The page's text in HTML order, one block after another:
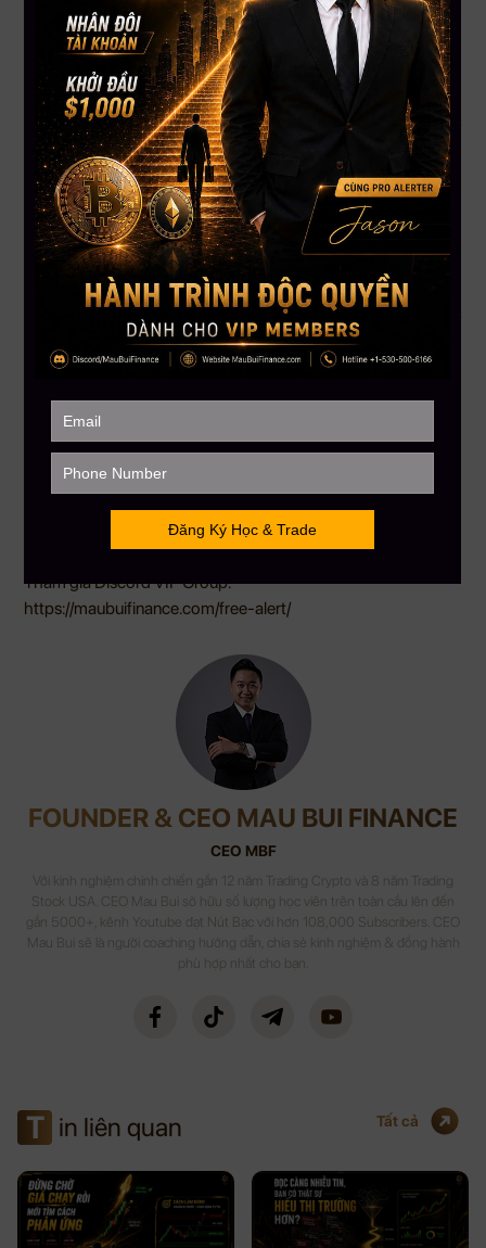
CEO Mau Bui
Lịch học: Thứ 3 & Thứ 5 | 9:30 PM (New York Time)
Học mọi lúc mọi nơi trên App Mau Bui Finance
Support 24/7 – Hỗ trợ giải đáp trong suốt khóa học
Bạn Không Cần Là Người Thông Minh Nhất – Chỉ Cần Là
Người Có Hệ Thống
Thị trường luôn có sóng. Vấn đề là bạn có đủ kiến thức để
đúng lúc – thoát đúng chỗhay không.
Đừng để cảm xúc quyết định ví tiền của bạn.
Hãy để kỹ thuật làm điều đó.
Đăng ký khóa học ngay bên dưới phần bình luận
Hoặc gọi: +1 866.212.3389 (USA – Canada)
Inbox để được tư vấn lộ trình học phù hợp & nhận ưu đãi
sớm nhất
——————–
MAU BUI FINANCE
Hotline: 866.212.3389
MauBuiFinance.com
Tham gia Discord VIP Group:
https://maubuifinance.com/free-alert/
FOUNDER & CEO MAU BUI FINANCE
CEO MBF
Với kinh nghiệm chinh chiến gần 12 năm Trading Crypto và 8 năm Trading
Stock USA. CEO Mau Bui sở hữu số lượng học viên trên toàn cầu lên đến
gần 5000+, kênh Youtube đạt Nút Bạc với hơn 108,000 Subscribers. CEO
Mau Bui sẽ là người coaching hướng dẫn, chia sẻ kinh nghiệm & đồng hành
phù hợp nhất cho bạn.
T in liên quan Tất cả